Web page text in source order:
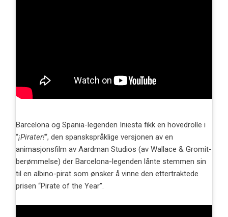
Barcelona og Spania-legenden Iniesta fikk en hovedrolle i
“¡Pirater!“, den spanskspråklige versjonen av en
animasjonsfilm av Aardman Studios (av Wallace & Gromit-
berømmelse) der Barcelona-legenden lånte stemmen sin
til en albino-pirat som ønsker å vinne den ettertraktede
prisen “Pirate of the Year”.